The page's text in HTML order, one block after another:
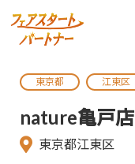
東京都 江東区
nature亀戸店
東京都江東区